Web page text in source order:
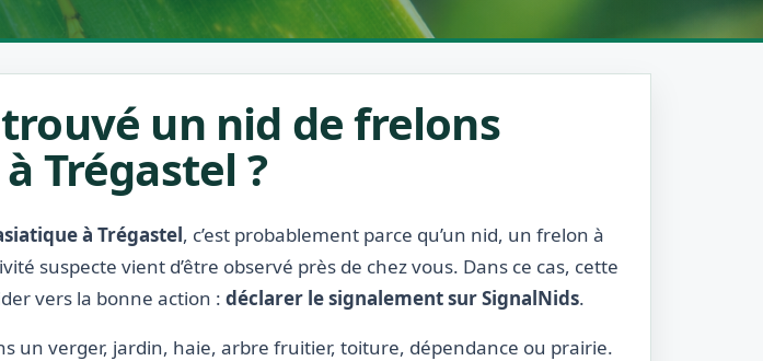
un nid de frelons
Trégastel ?
à Trégastel, c’est probablement parce qu’un nid, un frelon à
suspecte vient d’être observé près de chez vous. Dans ce cas, cette
vers la bonne action : déclarer le signalement sur SignalNids.
un verger, jardin, haie, arbre fruitier, toiture, dépendance ou prairie.